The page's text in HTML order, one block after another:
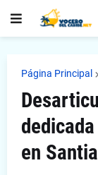
Página Principal
en